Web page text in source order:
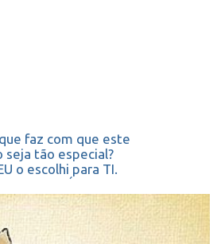
faz com que este
seja tão especial?
o escolhi para TI.
ANIVERSÁRIO!